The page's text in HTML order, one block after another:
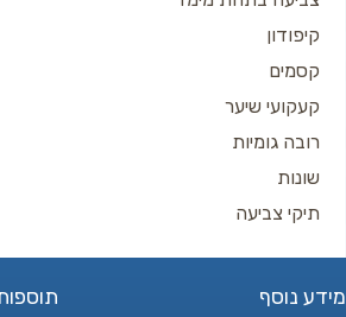
קיפודון
קסמים
קעקועי שיער
רובה גומיות
שונות
תיקי צביעה
מידע נוסף